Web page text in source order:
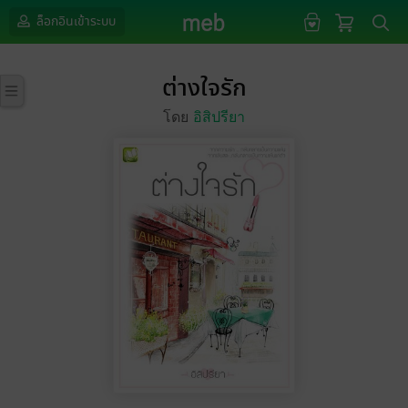
ล็อกอินเข้าระบบ
ต่างใจรัก
โดย อิสิปรียา